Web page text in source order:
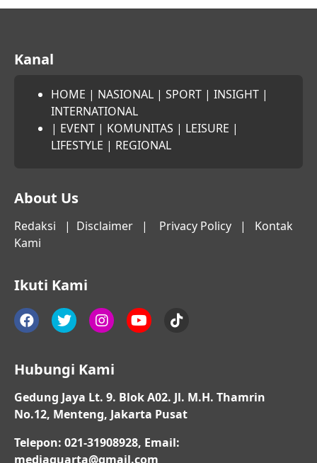
Kanal
HOME | NASIONAL | SPORT | INSIGHT |
INTERNATIONAL
| EVENT | KOMUNITAS | LEISURE |
LIFESTYLE | REGIONAL
About Us
Redaksi | Disclaimer | Privacy Policy | Kontak
Kami
Ikuti Kami
Hubungi Kami
Gedung Jaya Lt. 9. Blok A02. Jl. M.H. Thamrin
No.12, Menteng, Jakarta Pusat
Telepon: 021-31908928, Email:
mediaquarta@gmail.com